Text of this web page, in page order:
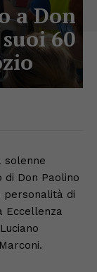
a Don
60
solenne
Don Paolino
personalità di
Eccellenza